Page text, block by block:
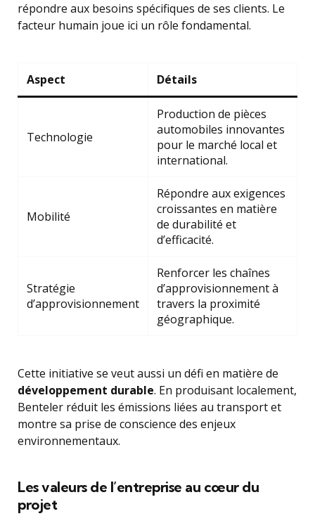
répondre aux besoins spécifiques de ses clients. Le
facteur humain joue ici un rôle fondamental.
Aspect Détails
Technologie
Production de pièces
automobiles innovantes
pour le marché local et
international.
Mobilité
Répondre aux exigences
croissantes en matière
de durabilité et
d’efficacité.
Stratégie
d’approvisionnement
Renforcer les chaînes
d’approvisionnement à
travers la proximité
géographique.
Cette initiative se veut aussi un défi en matière de
développement durable. En produisant localement,
Benteler réduit les émissions liées au transport et
montre sa prise de conscience des enjeux
environnementaux.
Les valeurs de l’entreprise au cœur du
projet